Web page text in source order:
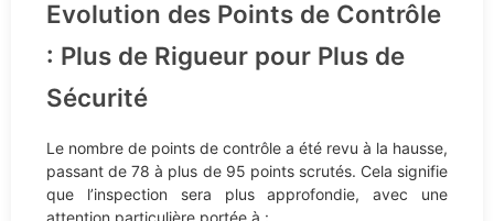
Evolution des Points de Contrôle
: Plus de Rigueur pour Plus de
Sécurité
Le nombre de points de contrôle a été revu à la hausse,
passant de 78 à plus de 95 points scrutés. Cela signifie
que l’inspection sera plus approfondie, avec une